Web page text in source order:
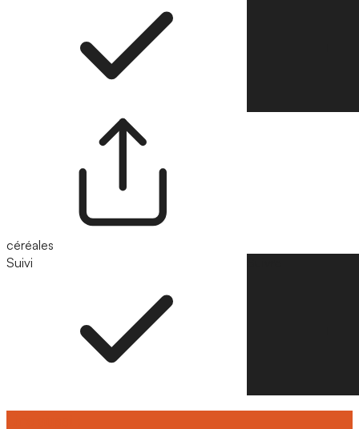
céréales
Suivi